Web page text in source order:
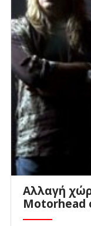
Αλλαγή
Motorhead